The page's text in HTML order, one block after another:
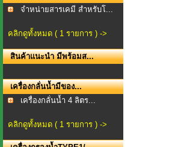
จำหน่ายสารเคมี สำหรับโ...
คลิกดูทั้งหมด ( 1 รายการ ) ->
สินค้าแนะนำ มีพร้อมส...
เครื่องกลั่นน้ำมีของ...
เครื่องกลั่นน้ำ 4 ลิตร...
คลิกดูทั้งหมด ( 1 รายการ ) ->